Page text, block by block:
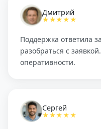
Дмитрий
★★★★★
Поддержка ответила
разобраться с
оперативности.
Сергей
★★★★★